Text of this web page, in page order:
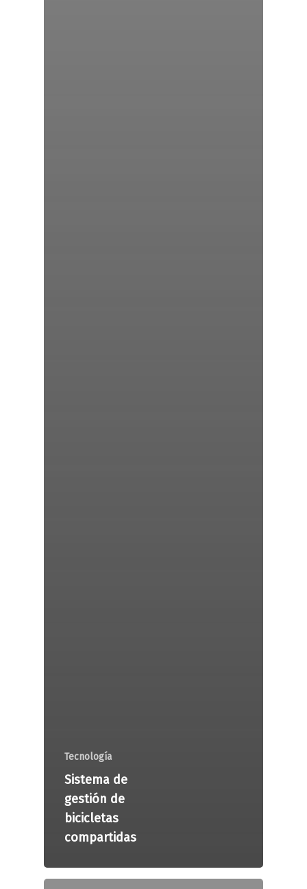
Tecnología
Sistema de
gestión de
bicicletas
compartidas